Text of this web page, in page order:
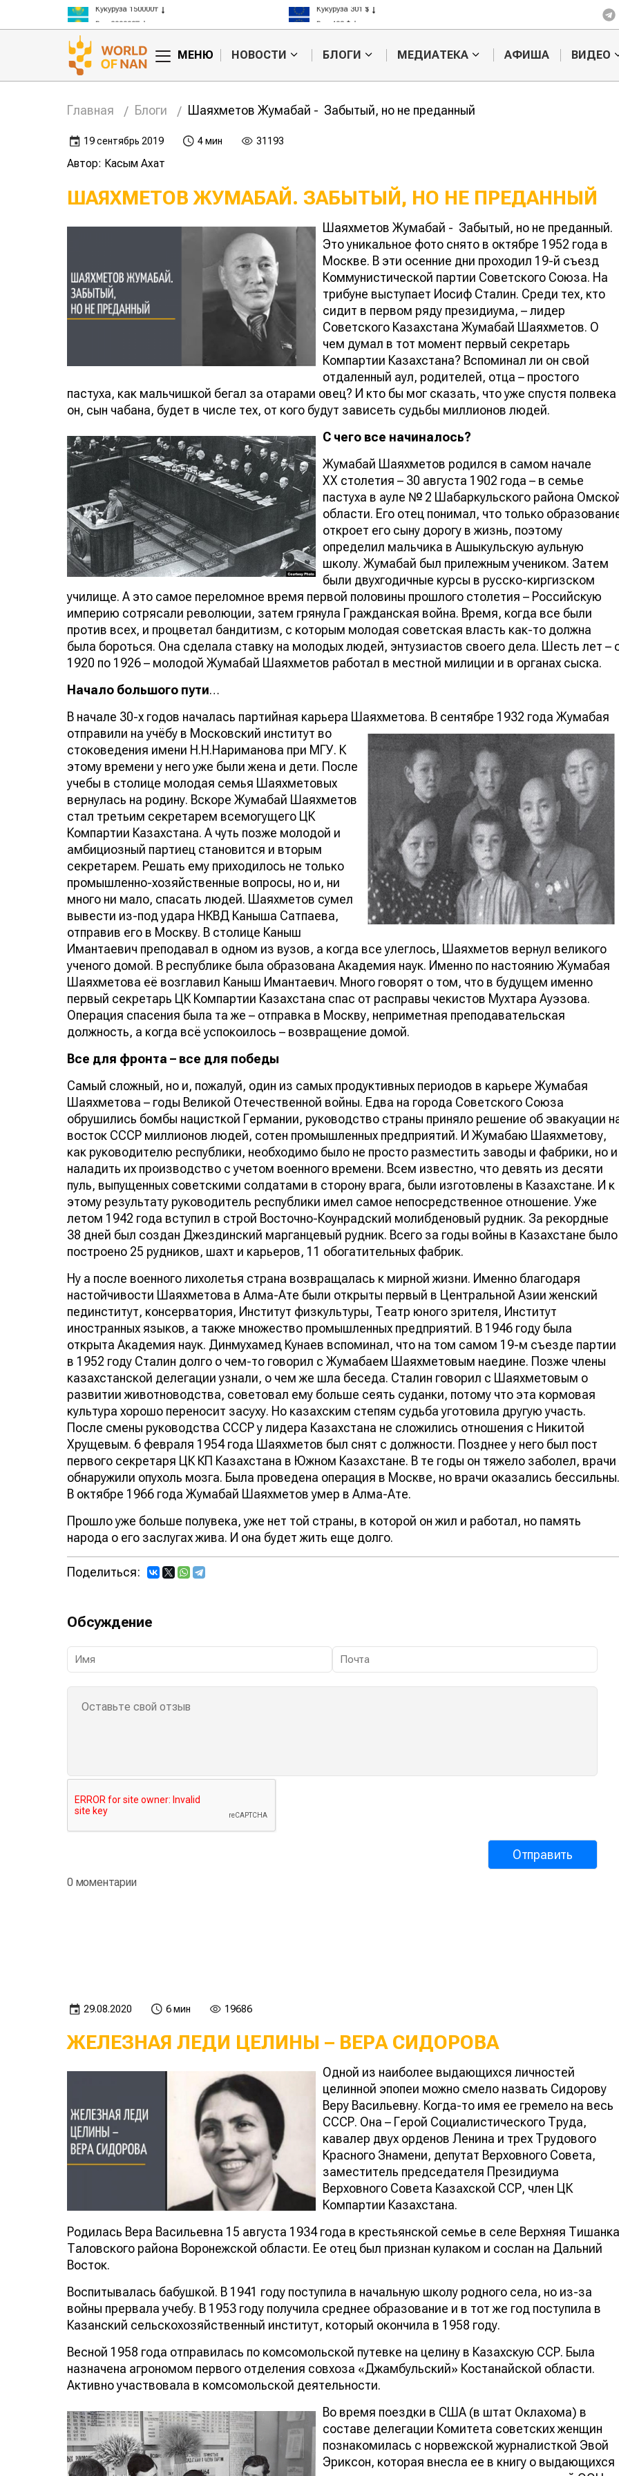
Кукуруза 150000₸
Рис 300000₸
Пшеница 3 класс 125000₸
Кукуруза 301 $
Рис 408 $
МЕНЮ НОВОСТИ БЛОГИ МЕДИАТЕКА АФИША ВИДЕО
Главная Блоги Шаяхметов Жумабай - Забытый, но не преданный
19 сентябрь 2019 4 мин 31193
Автор: Касым Ахат
ШАЯХМЕТОВ ЖУМАБАЙ. ЗАБЫТЫЙ, НО НЕ ПРЕДАННЫЙ
Шаяхметов Жумабай - Забытый, но не преданный.
Это уникальное фото снято в октябре 1952 года в
Москве. В эти осенние дни проходил 19-й съезд
Коммунистической партии Советского Союза. На
трибуне выступает Иосиф Сталин. Среди тех, кто
сидит в первом ряду президиума, – лидер
Советского Казахстана Жумабай Шаяхметов. О
чем думал в тот момент первый секретарь
Компартии Казахстана? Вспоминал ли он свой
отдаленный аул, родителей, отца – простого
пастуха, как мальчишкой бегал за отарами овец? И кто бы мог сказать, что уже спустя полвека
он, сын чабана, будет в числе тех, от кого будут зависеть судьбы миллионов людей.
С чего все начиналось?
Жумабай Шаяхметов родился в самом начале
ХХ столетия – 30 августа 1902 года – в семье
пастуха в ауле № 2 Шабаркульского района
области. Его отец понимал, что только
откроет его сыну дорогу в жизнь, поэтому
определил мальчика в Ашыкульскую аульную
школу. Жумабай был прилежным учеником. Затем
были двухгодичные курсы в русско-киргизском
училище. А это самое переломное время первой половины прошлого столетия – Российскую
империю сотрясали революции, затем грянула Гражданская война. Время, когда все были
против всех, и процветал бандитизм, с которым молодая советская власть как-то должна
была бороться. Она сделала ставку на молодых людей, энтузиастов своего дела. Шесть лет –
1920 по 1926 – молодой Жумабай Шаяхметов работал в местной милиции и в органах сыска.
Начало большого пути…
В начале 30-х годов началась партийная карьера Шаяхметова. В сентябре 1932 года Жумабая
отправили на учёбу в Московский институт во
стоковедения имени Н.Н.Нариманова при МГУ. К
этому времени у него уже были жена и дети. После
учебы в столице молодая семья Шаяхметовых
вернулась на родину. Вскоре Жумабай Шаяхметов
стал третьим секретарем всемогущего ЦК
Компартии Казахстана. А чуть позже молодой и
амбициозный партиец становится и вторым
секретарем. Решать ему приходилось не только
промышленно-хозяйственные вопросы, но и, ни
много ни мало, спасать людей. Шаяхметов сумел
вывести из-под удара НКВД Каныша Сатпаева,
отправив его в Москву. В столице Каныш
Имантаевич преподавал в одном из вузов, а когда все улеглось, Шаяхметов вернул великого
ученого домой. В республике была образована Академия наук. Именно по настоянию Жумабая
Шаяхметова её возглавил Каныш Имантаевич. Много говорят о том, что в будущем именно
первый секретарь ЦК Компартии Казахстана спас от расправы чекистов Мухтара Ауэзова.
Операция спасения была та же – отправка в Москву, неприметная преподавательская
должность, а когда всё успокоилось – возвращение домой.
Все для фронта – все для победы
Самый сложный, но и, пожалуй, один из самых продуктивных периодов в карьере Жумабая
Шаяхметова – годы Великой Отечественной войны. Едва на города Советского Союза
обрушились бомбы нацисткой Германии, руководство страны приняло решение об эвакуации
восток СССР миллионов людей, сотен промышленных предприятий. И Жумабаю Шаяхметову,
как руководителю республики, необходимо было не просто разместить заводы и фабрики, но и
наладить их производство с учетом военного времени. Всем известно, что девять из десяти
пуль, выпущенных советскими солдатами в сторону врага, были изготовлены в Казахстане. И к
этому результату руководитель республики имел самое непосредственное отношение. Уже
летом 1942 года вступил в строй Восточно-Коунрадский молибденовый рудник. За рекордные
38 дней был создан Джездинский марганцевый рудник. Всего за годы войны в Казахстане было
построено 25 рудников, шахт и карьеров, 11 обогатительных фабрик.
Ну а после военного лихолетья страна возвращалась к мирной жизни. Именно благодаря
настойчивости Шаяхметова в Алма-Ате были открыты первый в Центральной Азии женский
пединститут, консерватория, Институт физкультуры, Театр юного зрителя, Институт
иностранных языков, а также множество промышленных предприятий. В 1946 году была
открыта Академия наук. Динмухамед Кунаев вспоминал, что на том самом 19-м съезде партии
в 1952 году Сталин долго о чем-то говорил с Жумабаем Шаяхметовым наедине. Позже члены
казахстанской делегации узнали, о чем же шла беседа. Сталин говорил с Шаяхметовым о
развитии животноводства, советовал ему больше сеять суданки, потому что эта кормовая
культура хорошо переносит засуху. Но казахским степям судьба уготовила другую участь.
После смены руководства СССР у лидера Казахстана не сложились отношения с Никитой
Хрущевым. 6 февраля 1954 года Шаяхметов был снят с должности. Позднее у него был пост
первого секретаря ЦК КП Казахстана в Южном Казахстане. В те годы он тяжело заболел, врачи
обнаружили опухоль мозга. Была проведена операция в Москве, но врачи оказались бессильны.
В октябре 1966 года Жумабай Шаяхметов умер в Алма-Ате.
Прошло уже больше полувека, уже нет той страны, в которой он жил и работал, но память
народа о его заслугах жива. И она будет жить еще долго.
Поделиться:
Обсуждение
0 моментарии
Железная леди
целины – Вера
Сидорова
Прославленный
рисовод Ибрай
Жакаев
Роль
разрешении
земельного
29.08.2020 6 мин 19686
ЖЕЛЕЗНАЯ ЛЕДИ ЦЕЛИНЫ – ВЕРА СИДОРОВА
Одной из наиболее выдающихся личностей
целинной эпопеи можно смело назвать Сидорову
Веру Васильевну. Когда-то имя ее гремело на весь
СССР. Она – Герой Социалистического Труда,
кавалер двух орденов Ленина и трех Трудового
Красного Знамени, депутат Верховного Совета,
заместитель председателя Президиума
Верховного Совета Казахской ССР, член ЦК
Компартии Казахстана.
Родилась Вера Васильевна 15 августа 1934 года в крестьянской семье в селе Верхняя Тишанка
Таловского района Воронежской области. Ее отец был признан кулаком и сослан на Дальний
Восток.
Воспитывалась бабушкой. В 1941 году поступила в начальную школу родного села, но из-за
войны прервала учебу. В 1953 году получила среднее образование и в тот же год поступила в
Казанский сельскохозяйственный институт, который окончила в 1958 году.
Весной 1958 года отправилась по комсомольской путевке на целину в Казахскую ССР. Была
назначена агрономом первого отделения совхоза «Джамбульский» Костанайской области.
Активно участвовала в комсомольской деятельности.
Во время поездки в США (в штат Оклахома) в
составе делегации Комитета советских женщин
познакомилась с норвежской журналисткой Эвой
Эриксон, которая внесла ее в книгу о выдающихся